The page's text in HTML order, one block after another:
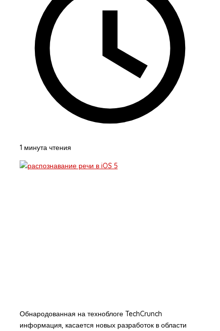
1 минута чтения
Обнародованная на техноблоге TechCrunch
информация, касается новых разработок в области